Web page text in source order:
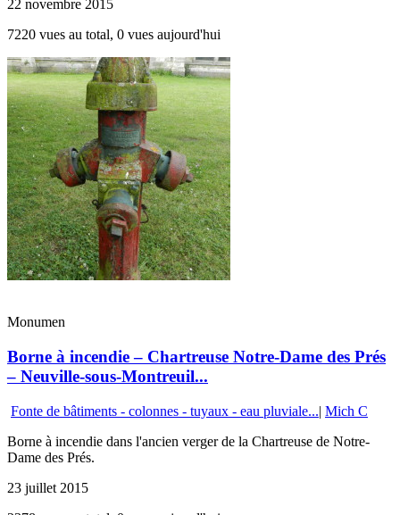
22 novembre 2015
7220 vues au total, 0 vues aujourd'hui
Monumen
Borne à incendie – Chartreuse Notre-Dame des Prés
– Neuville-sous-Montreuil...
Fonte de bâtiments - colonnes - tuyaux - eau pluviale...| Mich C
Borne à incendie dans l'ancien verger de la Chartreuse de Notre-
Dame des Prés.
23 juillet 2015